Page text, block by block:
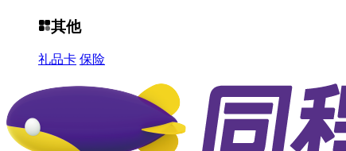
其他
礼品卡 保险